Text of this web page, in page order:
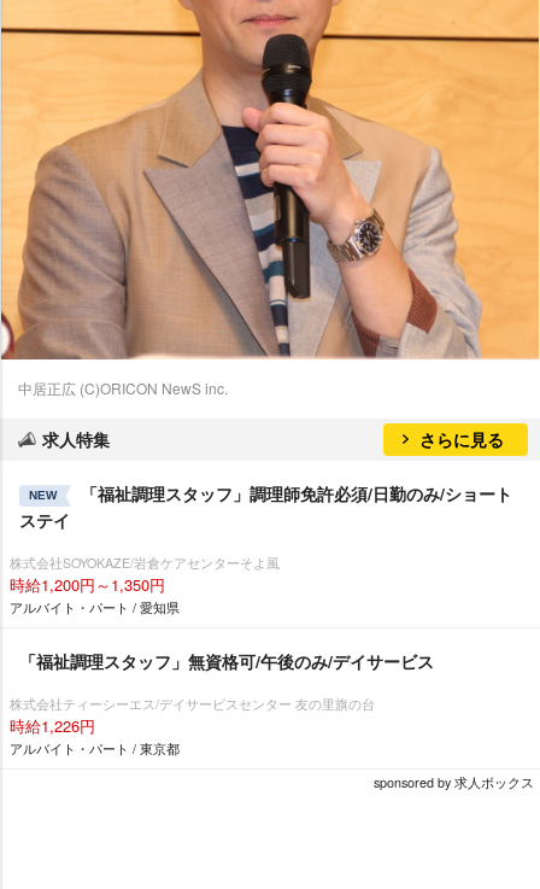
中居正広 (C)ORICON NewS inc.
求人特集 さらに見る
NEW
「福祉調理スタッフ」調理師免許必須/日勤のみ/ショート
ステイ
株式会社SOYOKAZE/岩倉ケアセンターそよ風
時給1,200円～1,350円
アルバイト・パート / 愛知県
「福祉調理スタッフ」無資格可/午後のみ/デイサービス
株式会社ティーシーエス/デイサービスセンター 友の里旗の台
時給1,226円
アルバイト・パート / 東京都
sponsored by 求人ボックス